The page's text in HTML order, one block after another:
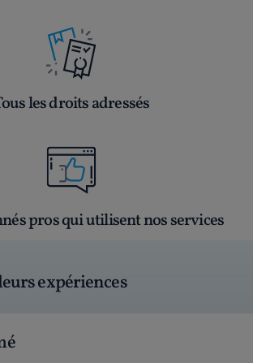
les droits adressés
pros qui utilisent nos services
expériences